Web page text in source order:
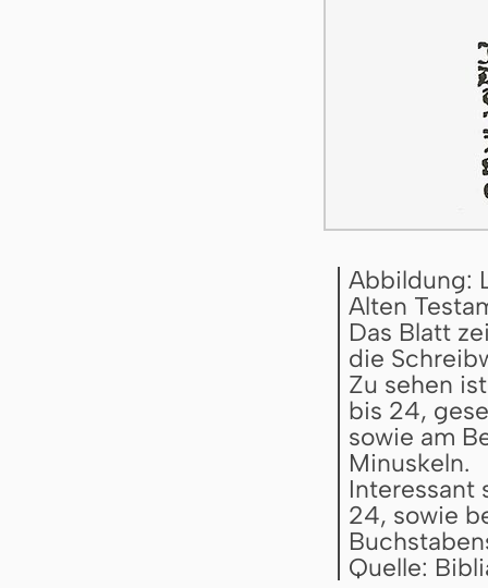
Abbildung:
Alten
Das Blatt
die
Zu sehen
bis 24,
sowie am
Minuskeln.
Interessant
24, sowie
Quelle: